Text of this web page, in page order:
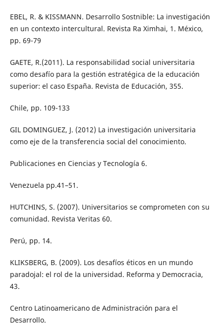
EBEL, R. & KISSMANN. Desarrollo Sostnible: La investigación
en un contexto intercultural. Revista Ra Ximhai, 1. México,
pp. 69-79
GAETE, R.(2011). La responsabilidad social universitaria
como desafío para la gestión estratégica de la educación
superior: el caso España. Revista de Educación, 355.
Chile, pp. 109-133
GIL DOMINGUEZ, J. (2012) La investigación universitaria
como eje de la transferencia social del conocimiento.
Publicaciones en Ciencias y Tecnología 6.
Venezuela pp.41–51.
HUTCHINS, S. (2007). Universitarios se comprometen con su
comunidad. Revista Veritas 60.
Perú, pp. 14.
KLIKSBERG, B. (2009). Los desafíos éticos en un mundo
paradojal: el rol de la universidad. Reforma y Democracia,
43.
Centro Latinoamericano de Administración para el
Desarrollo.